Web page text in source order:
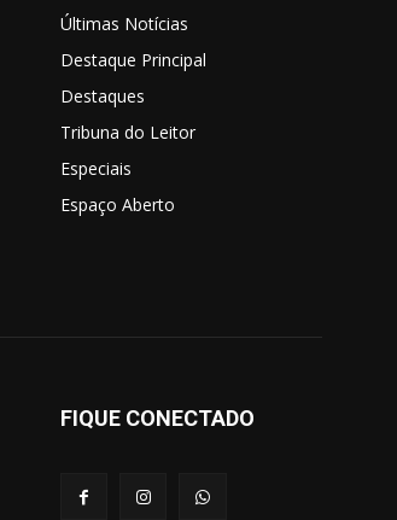
Últimas Notícias
Destaque Principal
Destaques
Tribuna do Leitor
Especiais
Espaço Aberto
FIQUE CONECTADO